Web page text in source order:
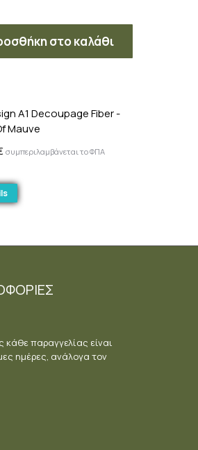
στο καλάθι
A1 Decoupage Fiber -
Mauve
συμπεριλαμβάνεται το ΦΠΑ
παραγγελίας είναι
ημέρες, ανάλογα τον